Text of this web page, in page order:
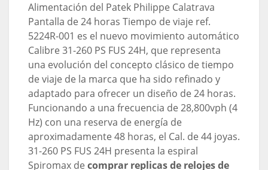
Alimentación del Patek Philippe Calatrava
Pantalla de 24 horas Tiempo de viaje ref.
5224R-001 es el nuevo movimiento automático
Calibre 31-260 PS FUS 24H, que representa
una evolución del concepto clásico de tiempo
de viaje de la marca que ha sido refinado y
adaptado para ofrecer un diseño de 24 horas.
Funcionando a una frecuencia de 28,800vph (4
Hz) con una reserva de energía de
aproximadamente 48 horas, el Cal. de 44 joyas.
31-260 PS FUS 24H presenta la espiral
Spiromax de comprar replicas de relojes de